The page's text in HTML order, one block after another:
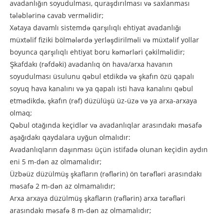
avadanlığın soyudulması, quraşdırılması və saxlanması
tələblərinə cavab verməlidir;
Xətaya davamlı sistemdə qarşılıqlı ehtiyat avadanlığı
müxtəlif fiziki bölmələrdə yerləşdirilməli və müxtəlif yollar
boyunca qarşılıqlı ehtiyat boru kəmərləri çəkilməlidir;
Şkafdakı (rəfdəki) avadanlıq ön hava/arxa havanın
soyudulması üsulunu qəbul etdikdə və şkafın özü qapalı
soyuq hava kanalını və ya qapalı isti hava kanalını qəbul
etmədikdə, şkafın (rəf) düzülüşü üz-üzə və ya arxa-arxaya
olmaq;
Qəbul otağında keçidlər və avadanlıqlar arasındakı məsafə
aşağıdakı qaydalara uyğun olmalıdır:
Avadanlıqların daşınması üçün istifadə olunan keçidin aydın
eni 5 m-dən az olmamalıdır;
Üzbəüz düzülmüş şkafların (rəflərin) ön tərəfləri arasındakı
məsafə 2 m-dən az olmamalıdır;
Arxa arxaya düzülmüş şkafların (rəflərin) arxa tərəfləri
arasındakı məsafə 8 m-dən az olmamalıdır;